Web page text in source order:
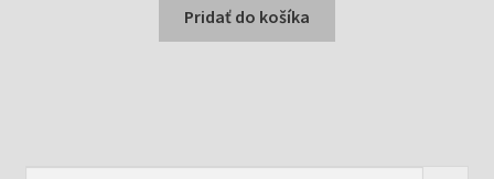
bola:
9,95 €.
je:
9,56 €.
Pridať do košíka